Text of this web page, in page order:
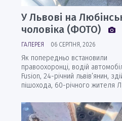
У Львові на
чоловіка (ФОТО)
ГАЛЕРЕЯ 06 СЕРПНЯ, 2026
Як попередньо встановили
правоохоронці, водій
Fusion, 24-річний львів’янин,
пішохода, 60-річного жителя